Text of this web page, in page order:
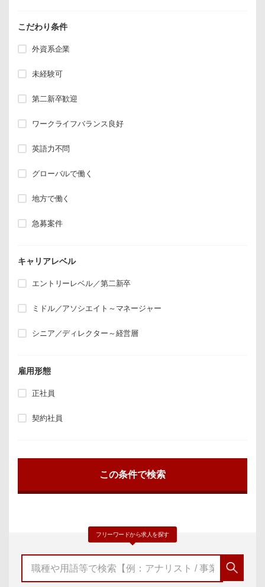
こだわり条件
外資系企業
未経験可
第二新卒歓迎
ワークライフバランス良好
英語力不問
グローバルで働く
地方で働く
急募案件
キャリアレベル
エントリーレベル／第二新卒
ミドル／アソシエイト～マネージャー
シニア／ディレクター～経営層
雇用形態
正社員
契約社員
フリーワードから求人を探す